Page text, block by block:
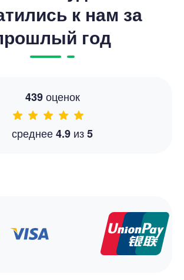
к нам за
год
439оценок
среднее4.9 из5